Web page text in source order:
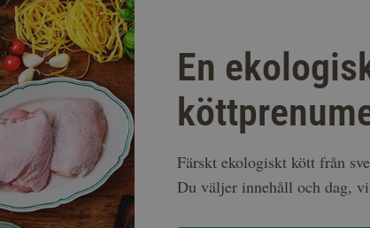
En
Färskt ekologiskt kött från
Du väljer innehåll och dag,